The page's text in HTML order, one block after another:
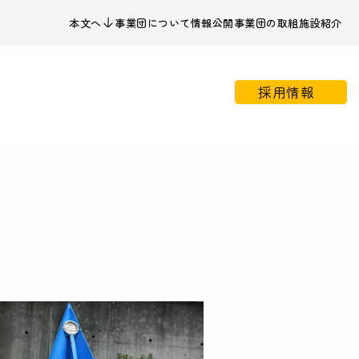
本文へ 事業団について情報公開事業団の取組施設紹介
採用情報